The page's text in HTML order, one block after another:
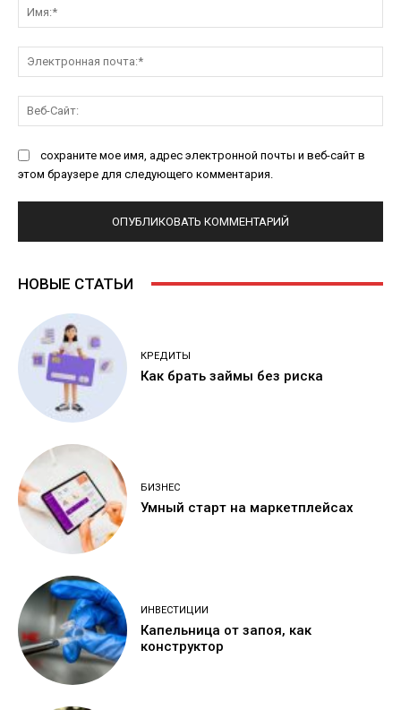
сохраните мое имя, адрес электронной почты и веб-сайт в
этом браузере для следующего комментария.
НОВЫЕ СТАТЬИ
КРЕДИТЫ
Как брать займы без риска
БИЗНЕС
Умный старт на маркетплейсах
ИНВЕСТИЦИИ
Капельница от запоя, как
конструктор